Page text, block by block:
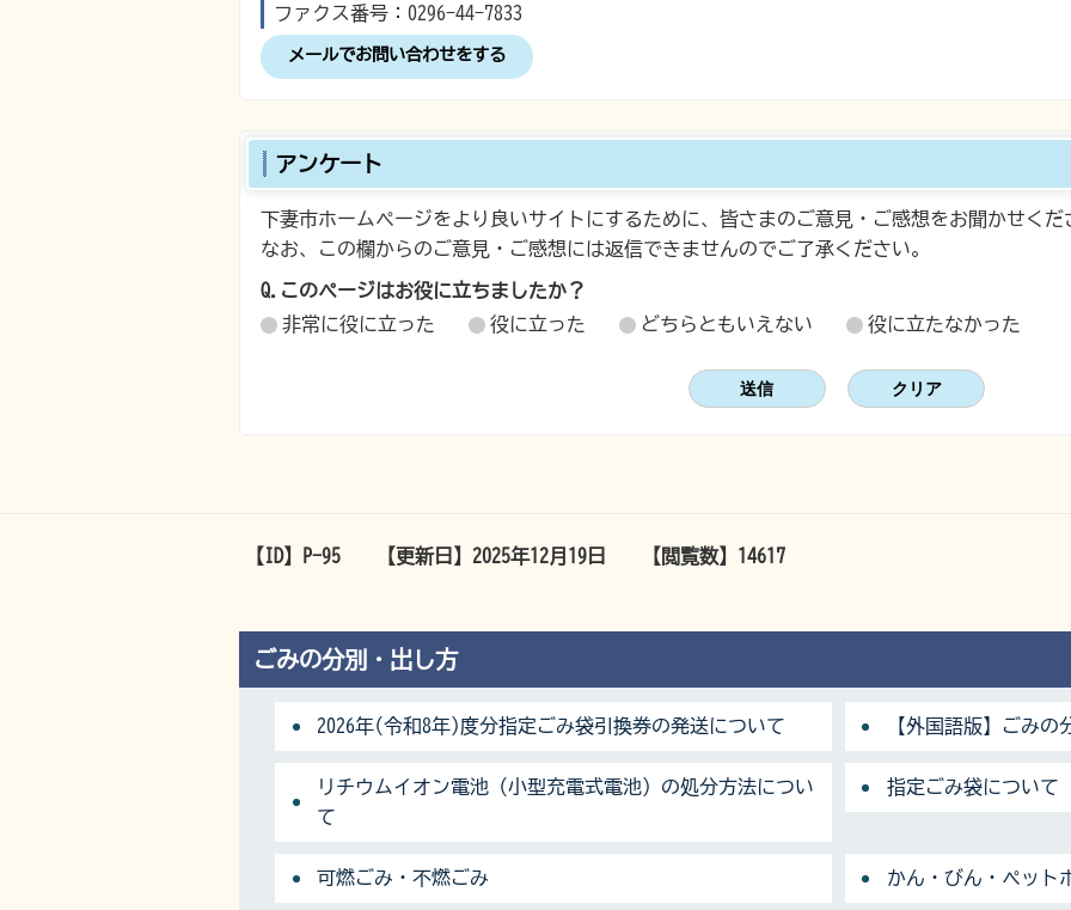
ファクス番号：0296-44-7833
メールでお問い合わせをする
アンケート
下妻市ホームページをより良いサイトにするために、皆さまのご意見・ご感想をお聞かせくだ
なお、この欄からのご意見・ご感想には返信できませんのでご了承ください。
Q.このページはお役に立ちましたか？
非常に役に立った
役に立った どちらともいえない 役に立たなかった
【ID】 P-95 【更新日】 2025年12月19日 【閲覧数】 14617
ごみの分別・出し方
2026年(令和8年)度分指定ごみ袋引換券の発送について 【外国語版】ごみ
リチウムイオン電池（小型充電式電池）の処分方法につい
て
指定ごみ袋について
可燃ごみ・不燃ごみ かん・びん・ペット